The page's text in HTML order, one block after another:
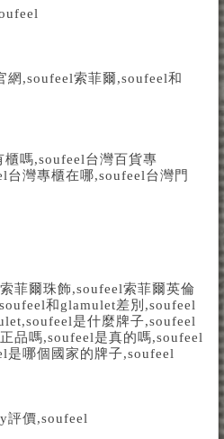
網 ,soufeel索菲爾,soufeel和
櫃嗎,soufeel台灣百貨專
台灣專櫃在哪,soufeel台灣門
索菲爾珠飾,soufeel索菲爾英倫
和glamulet差別 ,soufeel
是什麼牌子,soufeel
品嗎,soufeel是真的嗎,soufeel
是哪個國家的牌子,soufeel
評價,soufeel